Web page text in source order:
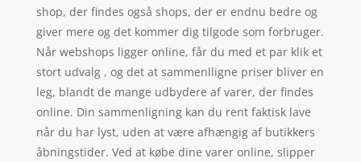
shop, der findes også shops, der er endnu bedre og
giver mere og det kommer dig tilgode som forbruger.
Når webshops ligger online, får du med et par klik et
stort udvalg , og det at sammenlligne priser bliver en
leg, blandt de mange udbydere af varer, der findes
online. Din sammenligning kan du rent faktisk lave
når du har lyst, uden at være afhængig af butikkers
åbningstider. Ved at købe dine varer online, slipper